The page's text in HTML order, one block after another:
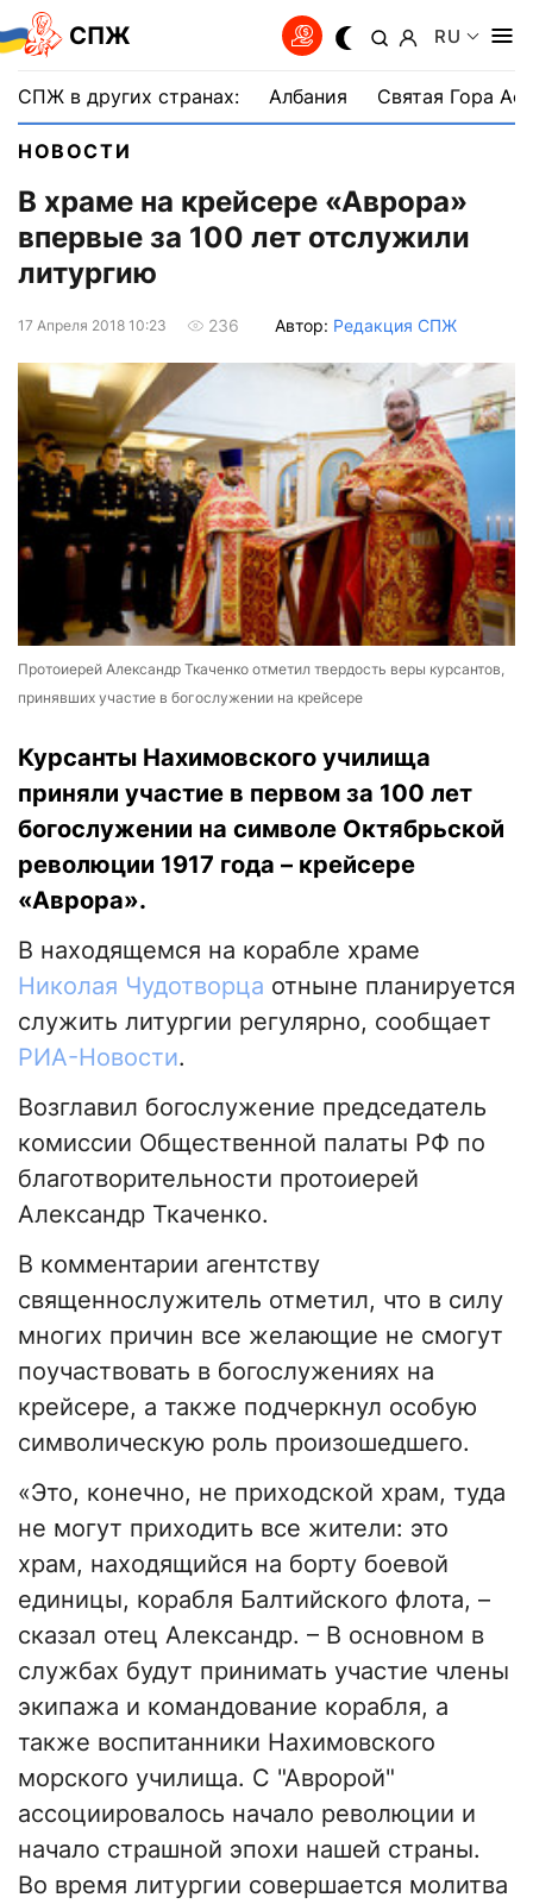
СПЖ RU
СПЖ в других странах: Албания Святая Гора
НОВОСТИ
В храме на крейсере «Аврора»
впервые за 100 лет отслужили
литургию
17 Апреля 2018 10:23 236 Автор: Редакция СПЖ
Протоиерей Александр Ткаченко отметил твердость веры курсантов,
принявших участие в богослужении на крейсере
Курсанты Нахимовского училища
приняли участие в первом за 100 лет
богослужении на символе Октябрьской
революции 1917 года – крейсере
«Аврора».
В находящемся на корабле храме
Николая Чудотворца отныне планируется
служить литургии регулярно, сообщает
РИА-Новости.
Возглавил богослужение председатель
комиссии Общественной палаты РФ по
благотворительности протоиерей
Александр Ткаченко.
В комментарии агентству
священнослужитель отметил, что в силу
многих причин все желающие не смогут
поучаствовать в богослужениях на
крейсере, а также подчеркнул особую
символическую роль произошедшего.
«Это, конечно, не приходской храм, туда
не могут приходить все жители: это
храм, находящийся на борту боевой
единицы, корабля Балтийского флота, –
сказал отец Александр. – В основном в
службах будут принимать участие члены
экипажа и командование корабля, а
также воспитанники Нахимовского
морского училища. С "Авророй"
ассоциировалось начало революции и
начало страшной эпохи нашей страны.
Во время литургии совершается молитва